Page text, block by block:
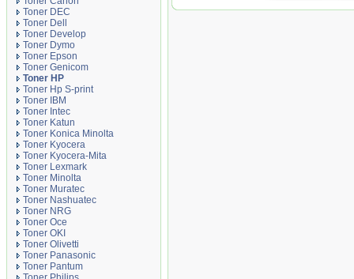
Toner DEC
Toner Dell
Toner Develop
Toner Dymo
Toner Epson
Toner Genicom
Toner HP
Toner Hp S-print
Toner IBM
Toner Intec
Toner Katun
Toner Konica Minolta
Toner Kyocera
Toner Kyocera-Mita
Toner Lexmark
Toner Minolta
Toner Muratec
Toner Nashuatec
Toner NRG
Toner Oce
Toner OKI
Toner Olivetti
Toner Panasonic
Toner Pantum
Toner zamiennik